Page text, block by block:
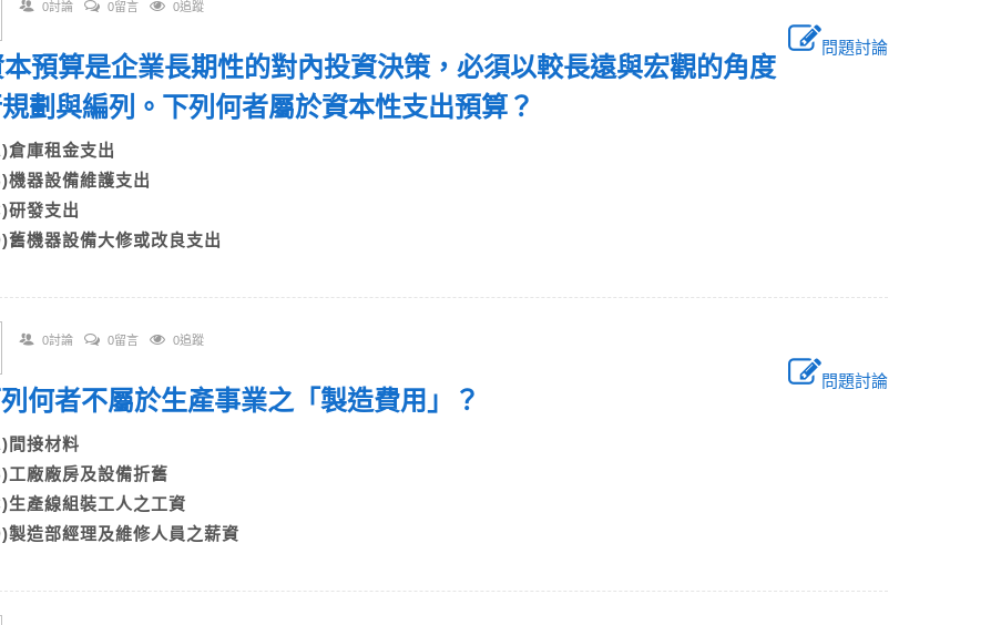
0討論 0留言 0追蹤
問題討論
預算是企業長期性的對內投資決策，必須以較長遠與宏觀的角度
劃與編列。下列何者屬於資本性支出預算？
倉庫租金支出
機器設備維護支出
研發支出
舊機器設備大修或改良支出
0討論 0留言 0追蹤
問題討論
列何者不屬於生產事業之「製造費用」？
間接材料
工廠廠房及設備折舊
生產線組裝工人之工資
製造部經理及維修人員之薪資